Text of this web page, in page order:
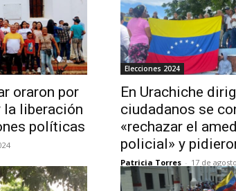
oraron por
la liberación
políticas
Elecciones 2024
En Urachiche
ciudadanos se
«rechazar el
policial» y
Patricia Torres - 17 de